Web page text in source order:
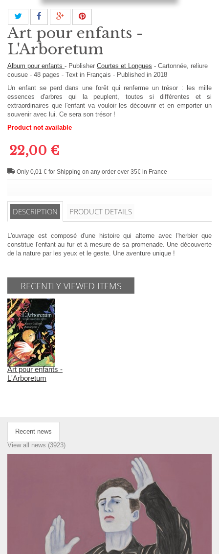
Art pour enfants -
L'Arboretum
Album pour enfants - Publisher Courtes et Longues - Cartonnée, reliure
cousue - 48 pages - Text in Français - Published in 2018
Un enfant se perd dans une forêt qui renferme un trésor : les mille
essences d'arbres qui la peuplent, toutes si différentes et si
extraordinaires que l'enfant va vouloir les découvrir et en emporter un
souvenir avec lui. Ce sera son trésor !
Product not available
22,00 €
Only 0,01 € for Shipping on any order over 35€ in France
DESCRIPTION PRODUCT DETAILS
L'ouvrage est composé d'une histoire qui alterne avec l'herbier que
constitue l'enfant au fur et à mesure de sa promenade. Une découverte
de la nature par les yeux et le geste. Une aventure unique !
RECENTLY VIEWED ITEMS
Art pour enfants -
L'Arboretum
Recent news
View all news (3923)